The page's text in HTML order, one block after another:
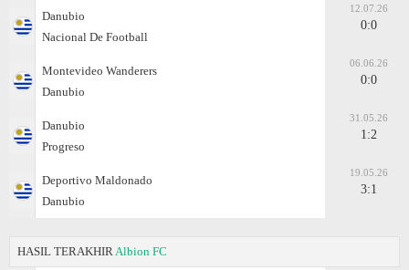
Danubio
Nacional De Football
12.07.26
0:0
Montevideo Wanderers
Danubio
06.06.26
0:0
Danubio
Progreso
31.05.26
1:2
Deportivo Maldonado
Danubio
19.05.26
3:1
HASIL TERAKHIR Albion FC